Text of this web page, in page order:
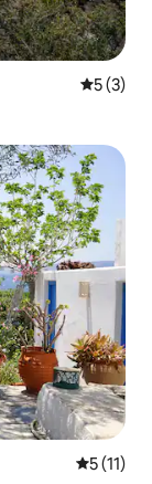
5 de
5 (3)
5 de uma
5 (11)